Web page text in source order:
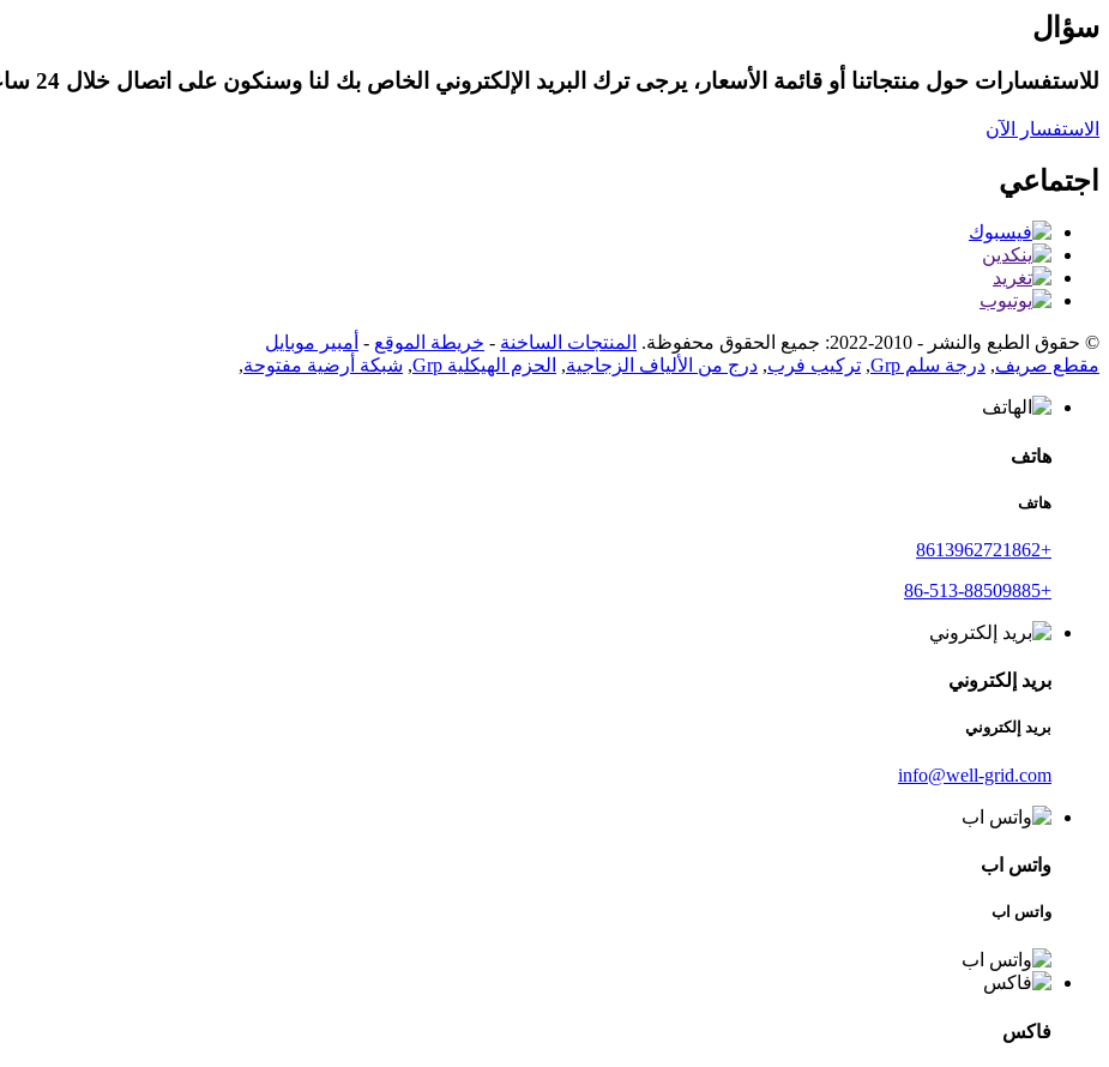
سؤال
للاستفسارات حول منتجاتنا أو قائمة الأسعار، يرجى ترك البريد الإلكتروني الخاص بك لنا وسنكون على اتصال خلال 24 ساعة.
الاستفسار الآن
اجتماعي
© حقوق الطبع والنشر - 2010-2022: جميع الحقوق محفوظة. المنتجات الساخنة - خريطة الموقع - أمبير موبايل
مقطع صريف, درجة سلم Grp , تركيب فرب, درج من الألياف الزجاجية, الحزم الهيكلية Grp , شبكة أرضية مفتوحة,
هاتف
هاتف
+8613962721862
+86-513-88509885
بريد إلكتروني
بريد إلكتروني
info@well-grid.com
واتس اب
واتس اب
فاكس